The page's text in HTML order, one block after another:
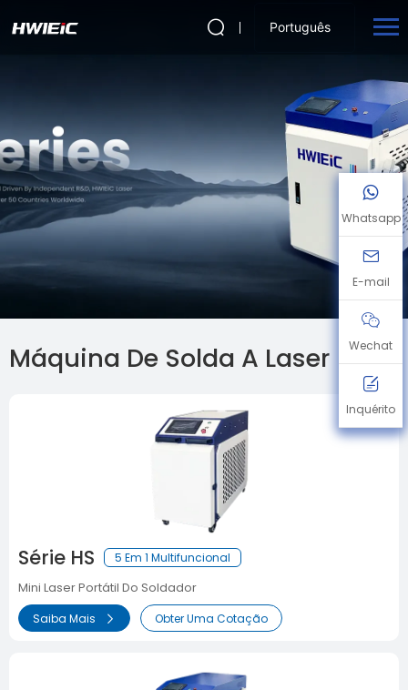
Português
Máquina De Solda A Laser
Série HS 5 Em 1 Multifuncional
Mini Laser Portátil Do Soldador
Saiba Mais Obter Uma Cotação
Whatsapp
E-mail
Wechat
Inquérito